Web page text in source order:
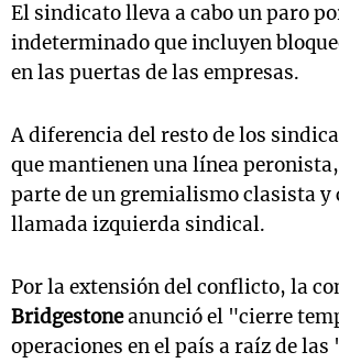
El sindicato lleva a cabo un paro
indeterminado que incluyen
en las puertas de las empresas.
A diferencia del resto de los
que mantienen una línea
parte de un gremialismo clasista y
llamada izquierda sindical.
Por la extensión del conflicto, la
Bridgestoneanunció el "cierre
operaciones en el país a raíz de